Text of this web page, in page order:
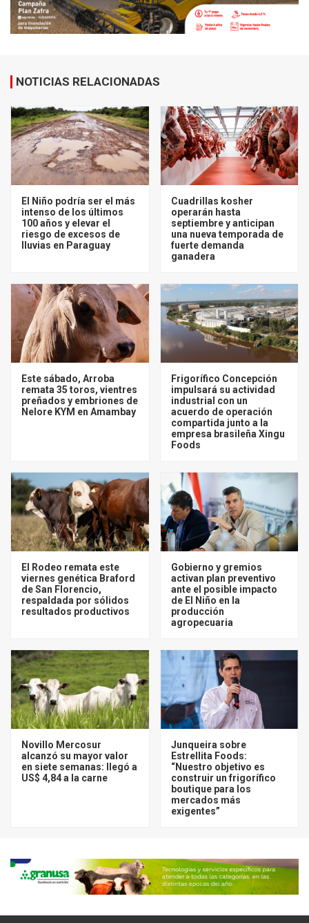
NOTICIAS RELACIONADAS
El Niño podría ser el más
intenso de los últimos
100 años y elevar el
riesgo de excesos de
lluvias en Paraguay
Cuadrillas kosher
operarán hasta
septiembre y anticipan
una nueva temporada de
fuerte demanda
ganadera
Este sábado, Arroba
remata 35 toros, vientres
preñados y embriones de
Nelore KYM en Amambay
Frigorífico Concepción
impulsará su actividad
industrial con un
acuerdo de operación
compartida junto a la
empresa brasileña Xingu
Foods
El Rodeo remata este
viernes genética Braford
de San Florencio,
respaldada por sólidos
resultados productivos
Gobierno y gremios
activan plan preventivo
ante el posible impacto
de El Niño en la
producción
agropecuaria
Novillo Mercosur
alcanzó su mayor valor
en siete semanas: llegó a
US$ 4,84 a la carne
Junqueira sobre
Estrellita Foods:
“Nuestro objetivo es
construir un frigorífico
boutique para los
mercados más
exigentes”